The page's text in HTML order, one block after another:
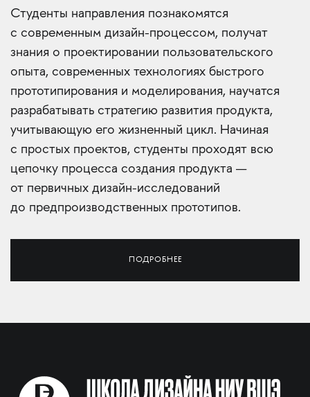
Студенты направления познакомятся
с современным дизайн-процессом, получат
знания о проектировании пользовательского
опыта, современных технологиях быстрого
прототипирования и моделирования, научатся
разрабатывать стратегию развития продукта,
учитывающую его жизненный цикл. Начиная
с простых проектов, студенты проходят всю
цепочку процесса создания продукта —
от первичных дизайн-исследований
до предпроизводственных прототипов.
ПОДРОБНЕЕ